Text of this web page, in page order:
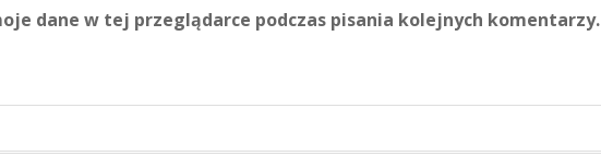
dane w tej przeglądarce podczas pisania kolejnych komentarzy.